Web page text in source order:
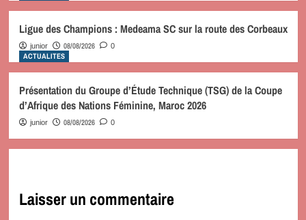
Ligue des Champions : Medeama SC sur la route des Corbeaux
junior 08/08/2026 0
ACTUALITES
Présentation du Groupe d’Étude Technique (TSG) de la Coupe
d’Afrique des Nations Féminine, Maroc 2026
junior 08/08/2026 0
Laisser un commentaire